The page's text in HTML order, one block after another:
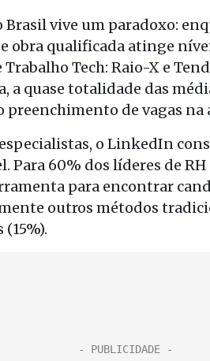
Brasil vive um paradoxo:
obra qualificada atinge
Tech: Raio-X e
a quase totalidade das
de vagas na
o LinkedIn
Para 60% dos líderes de
para encontrar
outros métodos